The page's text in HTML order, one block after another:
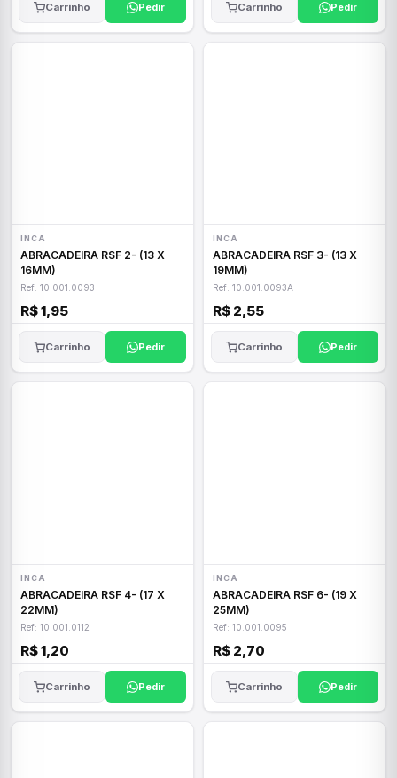
Carrinho Pedir Carrinho Pedir
INCA
ABRACADEIRA RSF 2- (13 X
16MM)
Ref: 10.001.0093
R$ 1,95
Carrinho Pedir
INCA
ABRACADEIRA RSF 3- (13 X
19MM)
Ref: 10.001.0093A
R$ 2,55
Carrinho Pedir
INCA
ABRACADEIRA RSF 4- (17 X
22MM)
Ref: 10.001.0112
R$ 1,20
Carrinho Pedir
INCA
ABRACADEIRA RSF 6- (19 X
25MM)
Ref: 10.001.0095
R$ 2,70
Carrinho Pedir